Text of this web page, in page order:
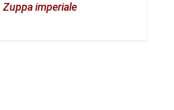
Zuppa imperiale